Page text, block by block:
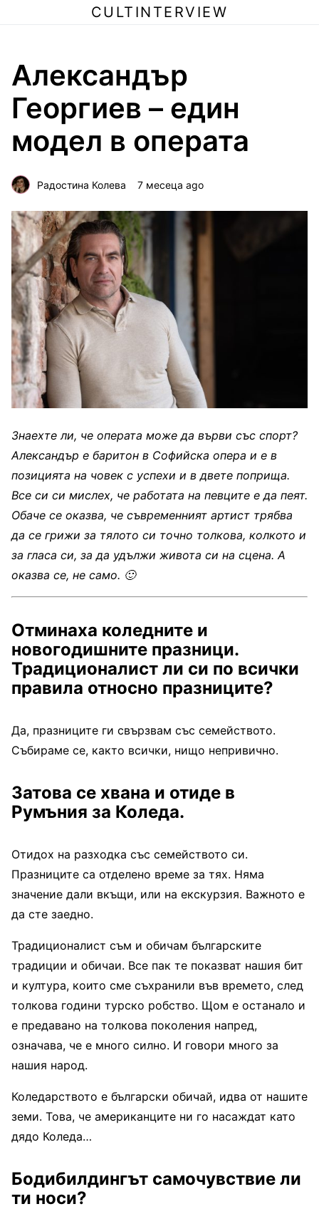
CULTINTERVIEW
Александър
Георгиев – един
модел в операта
Радостина Колева 7 месеца ago
Знаехте ли, че операта може да върви със спорт?
Александър е баритон в Софийска опера и е в
позицията на човек с успехи и в двете поприща.
Все си си мислех, че работата на певците е да пеят.
Обаче се оказва, че съвременният артист трябва
да се грижи за тялото си точно толкова, колкото и
за гласа си, за да удължи живота си на сцена. А
оказва се, не само. 🙂
Отминаха коледните и
новогодишните празници.
Традиционалист ли си по всички
правила относно празниците?
Да, празниците ги свързвам със семейството.
Събираме се, както всички, нищо непривично.
Затова се хвана и отиде в
Румъния за Коледа.
Отидох на разходка със семейството си.
Празниците са отделено време за тях. Няма
значение дали вкъщи, или на екскурзия. Важното е
да сте заедно.
Традиционалист съм и обичам българските
традиции и обичаи. Все пак те показват нашия бит
и култура, които сме съхранили във времето, след
толкова години турско робство. Щом е останало и
е предавано на толкова поколения напред,
означава, че е много силно. И говори много за
нашия народ.
Коледарството е български обичай, идва от нашите
земи. Това, че американците ни го насаждат като
дядо Коледа…
Бодибилдингът самочувствие ли
ти носи?